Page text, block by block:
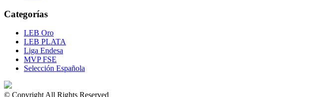
Categorías
LEB Oro
LEB PLATA
Liga Endesa
MVP FSE
Selección Española
© Copyright All Rights Reserved